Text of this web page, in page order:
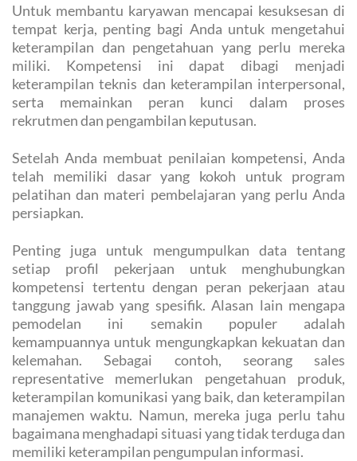
Untuk membantu karyawan mencapai kesuksesan di
tempat kerja, penting bagi Anda untuk mengetahui
keterampilan dan pengetahuan yang perlu mereka
miliki. Kompetensi ini dapat dibagi menjadi
keterampilan teknis dan keterampilan interpersonal,
serta memainkan peran kunci dalam proses
rekrutmen dan pengambilan keputusan.
Setelah Anda membuat penilaian kompetensi, Anda
telah memiliki dasar yang kokoh untuk program
pelatihan dan materi pembelajaran yang perlu Anda
persiapkan.
Penting juga untuk mengumpulkan data tentang
setiap profil pekerjaan untuk menghubungkan
kompetensi tertentu dengan peran pekerjaan atau
tanggung jawab yang spesifik. Alasan lain mengapa
pemodelan ini semakin populer adalah
kemampuannya untuk mengungkapkan kekuatan dan
kelemahan. Sebagai contoh, seorang sales
representative memerlukan pengetahuan produk,
keterampilan komunikasi yang baik, dan keterampilan
manajemen waktu. Namun, mereka juga perlu tahu
bagaimana menghadapi situasi yang tidak terduga dan
memiliki keterampilan pengumpulan informasi.